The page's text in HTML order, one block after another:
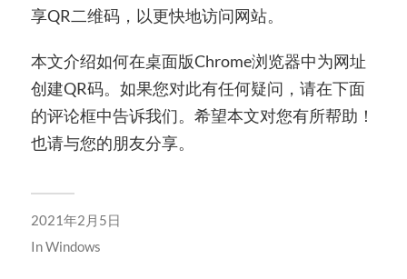
享QR二维码，以更快地访问网站。
本文介绍如何在桌面版Chrome浏览器中为网址
创建QR码。如果您对此有任何疑问，请在下面
的评论框中告诉我们。希望本文对您有所帮助！
也请与您的朋友分享。
2021年2月5日
InWindows